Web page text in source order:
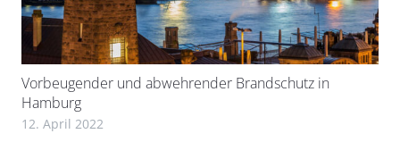
Vorbeugender und abwehrender Brandschutz in
Hamburg
12. April 2022